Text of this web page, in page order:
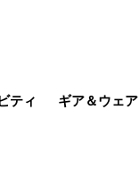
ティ ギア＆ウェア